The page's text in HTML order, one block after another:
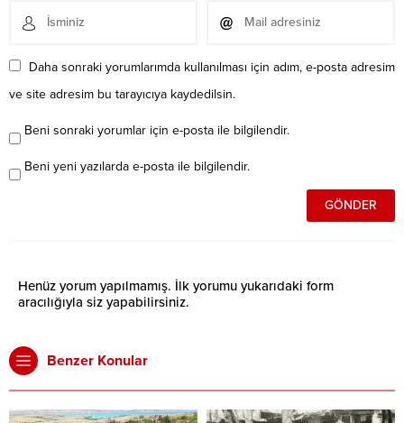
Daha sonraki yorumlarımda kullanılması için adım, e-posta adresim
ve site adresim bu tarayıcıya kaydedilsin.
Beni sonraki yorumlar için e-posta ile bilgilendir.
Beni yeni yazılarda e-posta ile bilgilendir.
Henüz yorum yapılmamış. İlk yorumu yukarıdaki form
aracılığıyla siz yapabilirsiniz.
Benzer Konular